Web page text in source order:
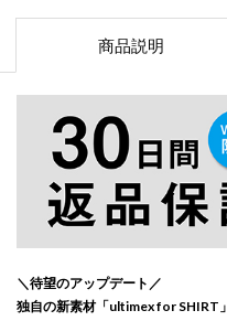
商品説明
＼待望のアップデート／
独自の新素材「ultimex for SHIRT」